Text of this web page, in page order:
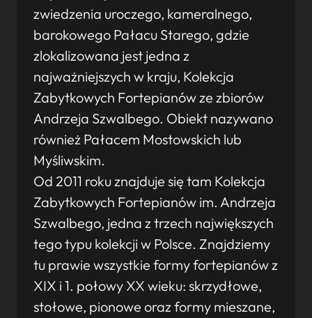
zwiedzenia uroczego, kameralnego,
barokowego Pałacu Starego, gdzie
zlokalizowana jest jedna z
najważniejszych w kraju, Kolekcja
Zabytkowych Fortepianów ze zbiorów
Andrzeja Szwalbego. Obiekt nazywano
również Pałacem Mostowskich lub
Myśliwskim.
Od 2011 roku znajduje się tam Kolekcja
Zabytkowych Fortepianów im. Andrzeja
Szwalbego, jedna z trzech największych
tego typu kolekcji w Polsce. Znajdziemy
tu prawie wszystkie formy fortepianów z
XIX i 1. połowy XX wieku: skrzydłowe,
stołowe, pionowe oraz formy mieszane,